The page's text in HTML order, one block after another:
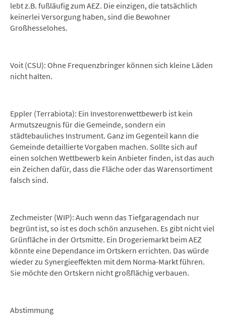
lebt z.B. fußläufig zum AEZ. Die einzigen, die tatsächlich
keinerlei Versorgung haben, sind die Bewohner
Großhesselohes.
Voit (CSU): Ohne Frequenzbringer können sich kleine Läden
nicht halten.
Eppler (Terrabiota): Ein Investorenwettbewerb ist kein
Armutszeugnis für die Gemeinde, sondern ein
städtebauliches Instrument. Ganz im Gegenteil kann die
Gemeinde detaillierte Vorgaben machen. Sollte sich auf
einen solchen Wettbewerb kein Anbieter finden, ist das auch
ein Zeichen dafür, dass die Fläche oder das Warensortiment
falsch sind.
Zechmeister (WIP): Auch wenn das Tiefgaragendach nur
begrünt ist, so ist es doch schön anzusehen. Es gibt nicht viel
Grünfläche in der Ortsmitte. Ein Drogeriemarkt beim AEZ
könnte eine Dependance im Ortskern errichten. Das würde
wieder zu Synergieeffekten mit dem Norma-Markt führen.
Sie möchte den Ortskern nicht großflächig verbauen.
Abstimmung